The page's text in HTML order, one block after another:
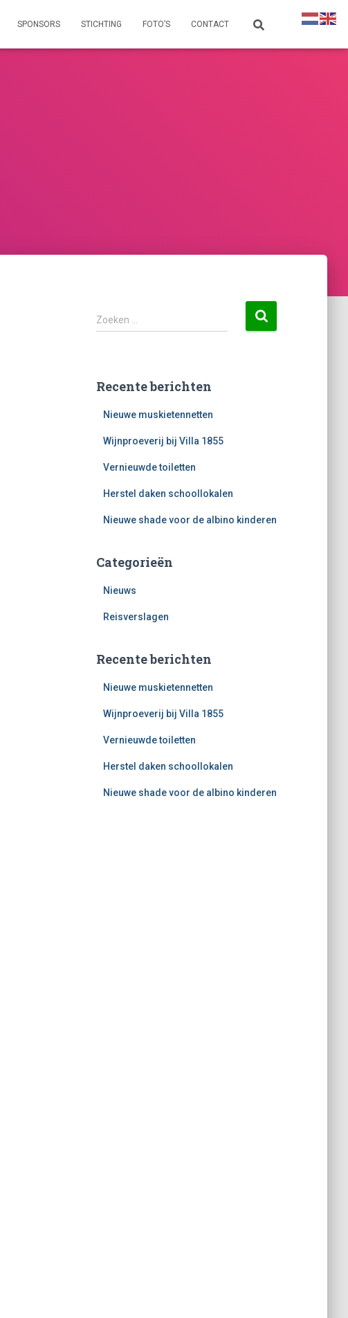
SPONSORS STICHTING FOTO’S CONTACT
Zoeken …
Recente berichten
Nieuwe muskietennetten
Wijnproeverij bij Villa 1855
Vernieuwde toiletten
Herstel daken schoollokalen
Nieuwe shade voor de albino kinderen
Categorieën
Nieuws
Reisverslagen
Recente berichten
Nieuwe muskietennetten
Wijnproeverij bij Villa 1855
Vernieuwde toiletten
Herstel daken schoollokalen
Nieuwe shade voor de albino kinderen